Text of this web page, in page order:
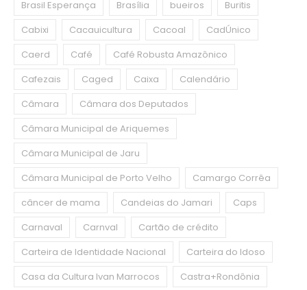
Brasil Esperança
Brasília bueiros
Buritis
Cabixi
Cacauicultura Cacoal
CadÚnico
Caerd
Café
Café Robusta Amazônico
Cafezais
Caged Caixa
Calendário
Câmara
Câmara dos Deputados
Câmara Municipal de Ariquemes
Câmara Municipal de Jaru
Câmara Municipal de Porto Velho
Camargo Corrêa
câncer de mama
Candeias do Jamari
Caps
Carnaval
Carnval
Cartão de crédito
Carteira de Identidade Nacional
Carteira do Idoso
Casa da Cultura Ivan Marrocos
Castra+Rondônia